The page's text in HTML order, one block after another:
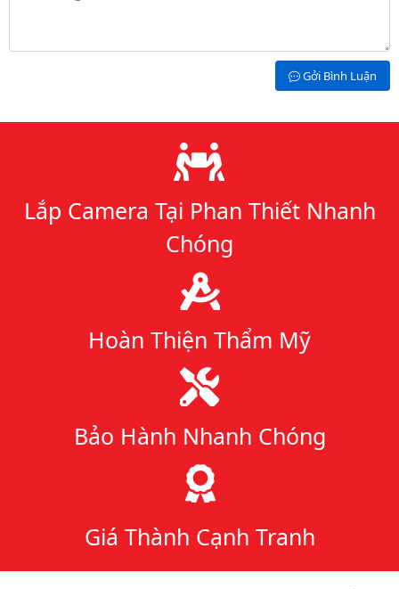
Gởi Bình Luận
Lý do chọn chúng tôi
Lắp Camera Tại Phan Thiết Nhanh
Chóng
Hoàn Thiện Thẩm Mỹ
Bảo Hành Nhanh Chóng
Giá Thành Cạnh Tranh